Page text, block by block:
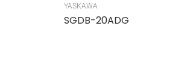
YASKAWA
SGDB-20ADG